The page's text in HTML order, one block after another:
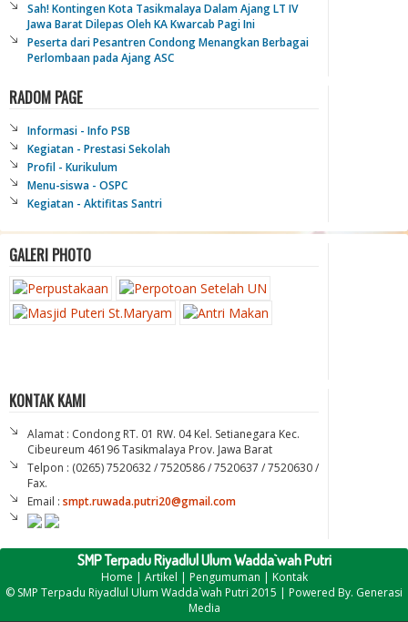
Sah! Kontingen Kota Tasikmalaya Dalam Ajang LT IV
Jawa Barat Dilepas Oleh KA Kwarcab Pagi Ini
Peserta dari Pesantren Condong Menangkan Berbagai
Perlombaan pada Ajang ASC
RADOM PAGE
Informasi - Info PSB
Kegiatan - Prestasi Sekolah
Profil - Kurikulum
Menu-siswa - OSPC
Kegiatan - Aktifitas Santri
GALERI PHOTO
KONTAK KAMI
Alamat : Condong RT. 01 RW. 04 Kel. Setianegara Kec.
Cibeureum 46196 Tasikmalaya Prov. Jawa Barat
Telpon : (0265) 7520632 / 7520586 / 7520637 / 7520630 /
Fax.
Email : smpt.ruwada.putri20@gmail.com
SMP Terpadu Riyadlul Ulum Wadda`wah Putri
Home | Artikel | Pengumuman | Kontak
© SMP Terpadu Riyadlul Ulum Wadda`wah Putri 2015 | Powered By. Generasi
Media